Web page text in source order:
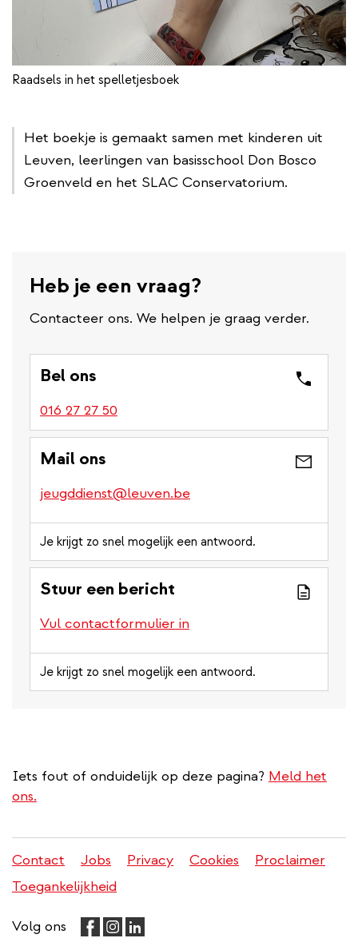
Raadsels in het spelletjesboek
Het boekje is gemaakt samen met kinderen uit
Leuven, leerlingen van basisschool Don Bosco
Groenveld en het SLAC Conservatorium.
Heb je een vraag?
Contacteer ons. We helpen je graag verder.
Bel ons
016 27 27 50
Mail ons
jeugddienst@leuven.be
Je krijgt zo snel mogelijk een antwoord.
Stuur een bericht
Vul contactformulier in
Je krijgt zo snel mogelijk een antwoord.
Iets fout of onduidelijk op deze pagina? Meld het
ons.
Juridisch
menu
Contact Jobs Privacy Cookies
Proclaimer
Toegankelijkheid
Volg ons